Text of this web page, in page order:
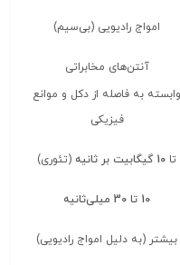
امواج رادیویی (بی‌سیم)
آنتن‌های مخابراتی
وابسته به فاصله از دکل و موانع
فیزیکی
تا 10 گیگابیت بر ثانیه (تئوری)
10 تا 30 میلی‌ثانیه
بیشتر (به دلیل امواج رادیویی)